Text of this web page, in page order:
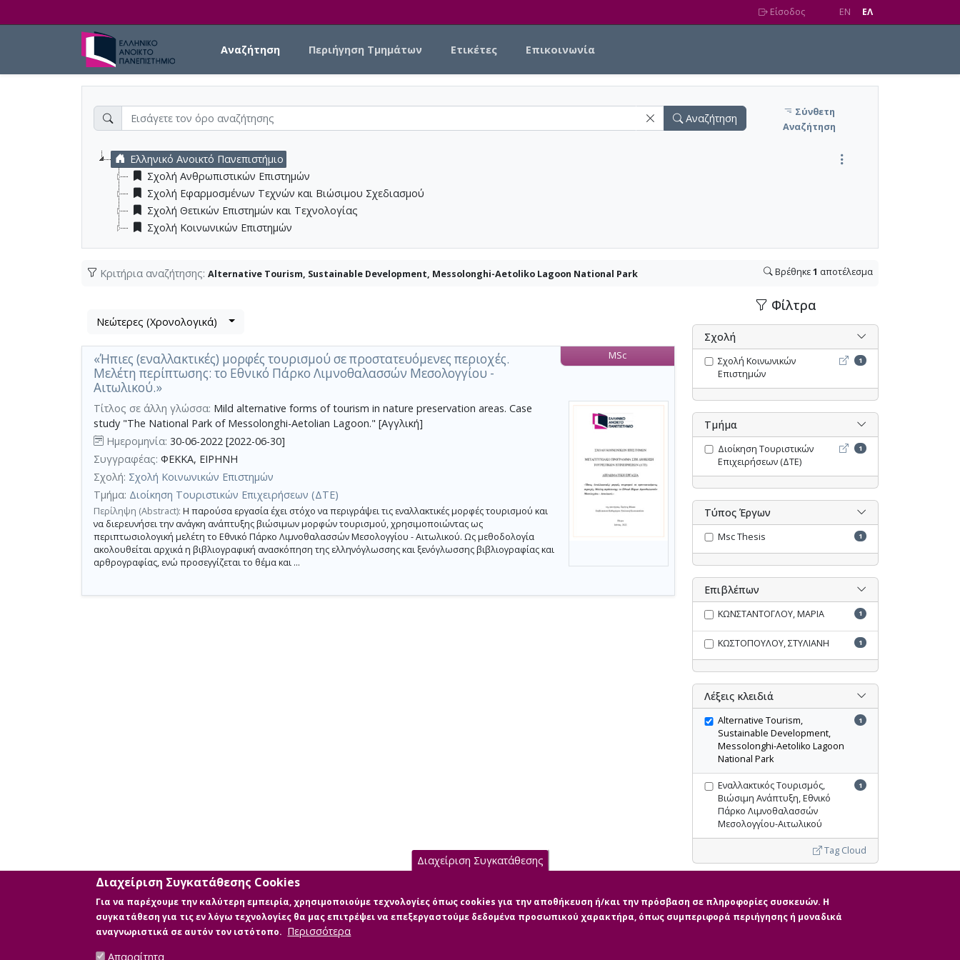
Είσοδος EN EΛ
Αναζήτηση Περιήγηση Τμημάτων Ετικέτες Επικοινωνία
Αναζήτηση
Σύνθετη
Αναζήτηση
Ελληνικό Ανοικτό Πανεπιστήμιο
Σχολή Ανθρωπιστικών Επιστημών
Σχολή Εφαρμοσμένων Τεχνών και Βιώσιμου Σχεδιασμού
Σχολή Θετικών Επιστημών και Τεχνολογίας
Σχολή Κοινωνικών Επιστημών
Κριτήρια αναζήτησης: Alternative Tourism, Sustainable Development, Messolonghi-Aetoliko Lagoon National Park Βρέθηκε1 αποτέλεσμα
Βρέθηκε
αποτέλεσμα
,
σύνολο
σελίδων
1.
Εφαρμοζόμενα
κριτήρια
αναζήτησης:
Alternative
Sustainable
Development,
Messolonghi-
Aetoliko
Lagoon
National
Park
Ακύρωση
αναζήτησης
Λίστα
τα
αποτελέσματα
αναζήτησης:
Νεώτερες (Χρονολογικά)
«Ήπιες (εναλλακτικές) μορφές τουρισμού σε προστατευόμενες περιοχές.
Μελέτη περίπτωσης: το Εθνικό Πάρκο Λιμνοθαλασσών Μεσολογγίου -
Αιτωλικού.»
MSc
Τίτλος σε άλλη γλώσσα: Mild alternative forms of tourism in nature preservation areas. Case
study "The National Park of Messolonghi-Aetolian Lagoon." [Αγγλική]
Ημερομηνία: 30-06-2022 [2022-06-30]
Συγγραφέας: ΦΕΚΚΑ, ΕΙΡΗΝΗ
Σχολή: Σχολή Κοινωνικών Επιστημών
Τμήμα: Διοίκηση Τουριστικών Επιχειρήσεων (ΔΤΕ)
Περίληψη (Abstract): Η παρούσα εργασία έχει στόχο να περιγράψει τις εναλλακτικές μορφές τουρισμού και
να διερευνήσει την ανάγκη ανάπτυξης βιώσιμων μορφών τουρισμού, χρησιμοποιώντας ως
περιπτωσιολογική μελέτη το Εθνικό Πάρκο Λιμνοθαλασσών Μεσολογγίου - Αιτωλικού. Ως μεθοδολογία
ακολουθείται αρχικά η βιβλιογραφική ανασκόπηση της ελληνόγλωσσης και ξενόγλωσσης βιβλιογραφίας και
αρθρογραφίας, ενώ προσεγγίζεται το θέμα και ...
Φίλτρα
Σχολή
Σχολή Κοινωνικών
Επιστημών
Σχολή Κοινωνικών
1
Τμήμα
Διοίκηση Τουριστικών
Επιχειρήσεων (ΔΤΕ)
Διοίκηση Τουριστικών
1
Τύπος Έργων
Msc Thesis 1
Επιβλέπων
ΚΩΝΣΤΑΝΤΟΓΛΟΥ, ΜΑΡΙΑ 1
ΚΩΣΤΟΠΟΥΛΟΥ, ΣΤΥΛΙΑΝΗ 1
Λέξεις κλειδιά
Alternative Tourism,
Sustainable Development,
Messolonghi-Aetoliko Lagoon
National Park
1
Εναλλακτικός Τουρισμός,
Βιώσιμη Ανάπτυξη, Εθνικό
Πάρκο Λιμνοθαλασσών
Μεσολογγίου-Αιτωλικού
1
Tag Cloud
Διαχείριση Συγκατάθεσης
Διαχείριση Συγκατάθεσης Cookies
Για να παρέχουμε την καλύτερη εμπειρία, χρησιμοποιούμε τεχνολογίες όπως cookies για την αποθήκευση ή/και την πρόσβαση σε πληροφορίες συσκευών. Η
συγκατάθεση για τις εν λόγω τεχνολογίες θα μας επιτρέψει να επεξεργαστούμε δεδομένα προσωπικού χαρακτήρα, όπως συμπεριφορά περιήγησης ή μοναδικά
αναγνωριστικά σε αυτόν τον ιστότοπο. Περισσότερα
Απαραίτητα